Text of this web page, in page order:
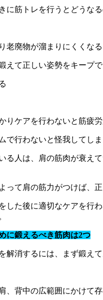
に筋トレを行うとどうな
老廃物が溜まりにくくなる
えて正しい姿勢をキープ
りケアを行わないと筋疲
で行わないと怪我してし
る人は、肩の筋肉が衰え
って肩の筋力がつけば、
した後に適切なケアを行
に鍛えるべき筋肉は2つ
解消するには、まず鍛え
、背中の広範囲にかけて